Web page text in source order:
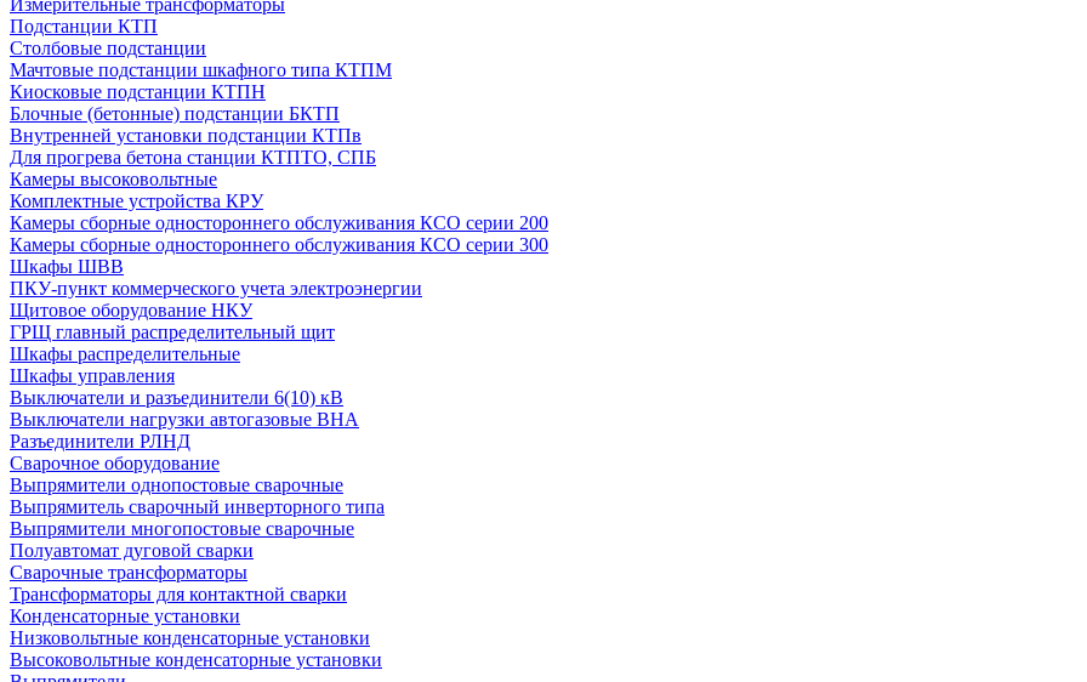
Измерительные трансформаторы
Подстанции КТП
Столбовые подстанции
Мачтовые подстанции шкафного типа КТПМ
Киосковые подстанции КТПН
Блочные (бетонные) подстанции БКТП
Внутренней установки подстанции КТПв
Для прогрева бетона станции КТПТО, СПБ
Камеры высоковольтные
Комплектные устройства КРУ
Камеры сборные одностороннего обслуживания КСО серии 200
Камеры сборные одностороннего обслуживания КСО серии 300
Шкафы ШВВ
ПКУ-пункт коммерческого учета электроэнергии
Щитовое оборудование НКУ
ГРЩ главный распределительный щит
Шкафы распределительные
Шкафы управления
Выключатели и разъединители 6(10) кВ
Выключатели нагрузки автогазовые ВНА
Разъединители РЛНД
Сварочное оборудование
Выпрямители однопостовые сварочные
Выпрямитель сварочный инверторного типа
Выпрямители многопостовые сварочные
Полуавтомат дуговой сварки
Сварочные трансформаторы
Трансформаторы для контактной сварки
Конденсаторные установки
Низковольтные конденсаторные установки
Высоковольтные конденсаторные установки